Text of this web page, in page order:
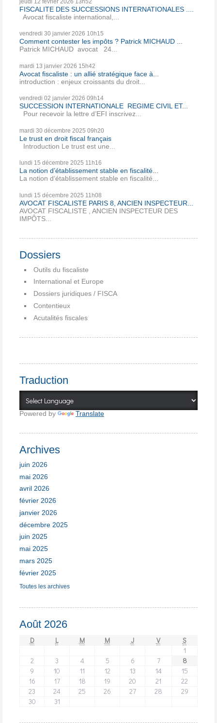
jeudi 12 février 2026 13h52
FISCALITE DES SUCCESSIONS INTERNATIONALES ....
Avocat fiscaliste international,...
vendredi 30 janvier 2026 10h15
Comment contester les impôts ? Patrick MICHAUD ...
Patrick MICHAUD avocat 24...
mardi 13 janvier 2026 15h42
Avocat fiscaliste : un allié stratégique face à...
introduction : enjeux croissants du droit...
vendredi 02 janvier 2026 09h14
SUCCESSION INTERNATIONALE REGIME CIVIL ET...
Pour recevoir la lettre d’EFI inscrivez...
mardi 30 décembre 2025 09h20
Le trust en droit fiscal français
Introduction Le trust est une...
lundi 15 décembre 2025 11h16
La notion d’établissement stable en fiscalité...
La notion d’établissement stable en fiscalité...
lundi 15 décembre 2025 11h08
AVOCAT FISCALISTE PARIS 8, ANCIEN INSPECTEUR...
AVOCAT FISCALISTE , ANCIEN INSPECTEUR DES
IMPÔTS...
Dossiers
Outils du fiscaliste
International et Europe
Dossiers juridiques / FISCA
Contentieux
Acutalités fiscales
Traduction
Powered by Translate
Archives
juin 2026
mai 2026
avril 2026
février 2026
janvier 2026
décembre 2025
juin 2025
mai 2025
mars 2025
février 2025
Toutes les archives
Août 2026
D L M M J V
S
1
2
3 4 5 6 7
8
9
10 11 12 13 14
15
16
17 18 19 20 21
22
23
24 25 26 27 28
29
30
31